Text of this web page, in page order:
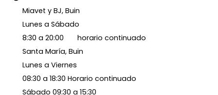
Miavet y BJ, Buin
Lunes a Sábado
8:30 a 20:00 horario continuado
Santa María, Buin
Lunes a Viernes
08:30 a 18:30 Horario continuado
Sábado 09:30 a 15:30